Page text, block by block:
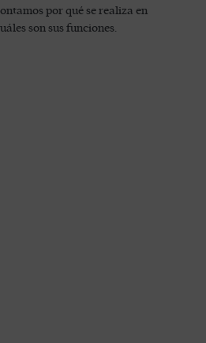
por qué se realiza en
son sus funciones.